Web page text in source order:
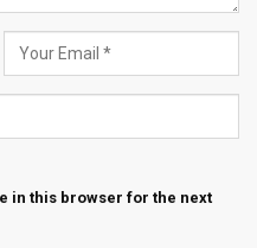
in this browser for the next